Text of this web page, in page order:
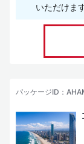
いただけます
パッケージID：